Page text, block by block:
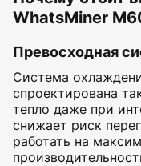
WhatsMiner
Превосходная
Система
спроектирована
тепло даже при
снижает риск
работать на